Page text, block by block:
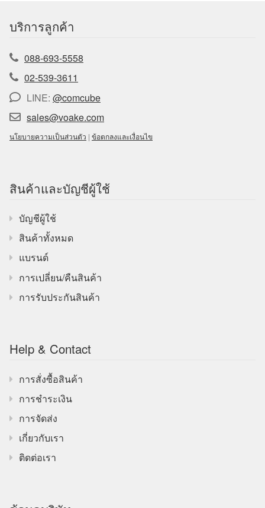
บริการลูกค้า
088-693-5558
02-539-3611
LINE: @comcube
sales@voake.com
นโยบายความเป็นส่วนตัว | ข้อตกลงและเงื่อนไข
สินค้าและบัญชีผู้ใช้
บัญชีผู้ใช้
สินค้าทั้งหมด
แบรนด์
การเปลี่ยน/คืนสินค้า
การรับประกันสินค้า
Help & Contact
การสั่งซื้อสินค้า
การชำระเงิน
การจัดส่ง
เกี่ยวกับเรา
ติดต่อเรา